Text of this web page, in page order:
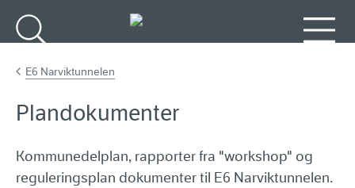
E6 Narviktunnelen
Plandokumenter
Kommunedelplan, rapporter fra "workshop" og
reguleringsplan dokumenter til E6 Narviktunnelen.